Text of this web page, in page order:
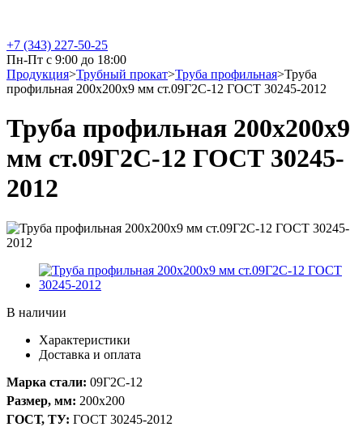
+7 (343) 227-50-25
Пн-Пт с 9:00 до 18:00
Продукция>Трубный прокат>Труба профильная>Труба
профильная 200х200х9 мм ст.09Г2С-12 ГОСТ 30245-2012
Труба профильная 200х200х9
мм ст.09Г2С-12 ГОСТ 30245-
2012
В наличии
Характеристики
Доставка и оплата
Марка стали: 09Г2С-12
Размер, мм: 200х200
ГОСТ, ТУ: ГОСТ 30245-2012